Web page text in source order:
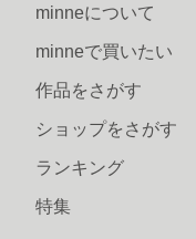
minneについて
minneで買いたい
作品をさがす
ショップをさがす
ランキング
特集